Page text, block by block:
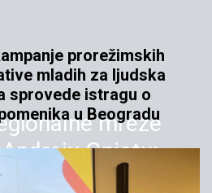
mreže
Gnjotu:
autoritarizma
prorežimskih
mladih za ljudska
sprovede istragu o
u Beogradu